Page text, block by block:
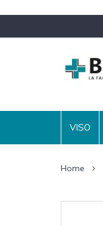
VISO
Home